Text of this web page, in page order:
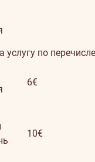
услугу по
6€
10€